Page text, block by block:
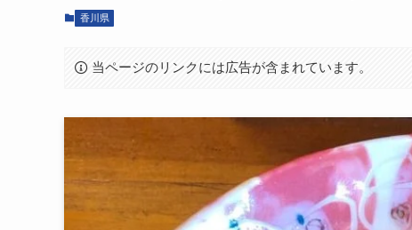
香川県
当ページのリンクには広告が含まれています。